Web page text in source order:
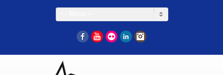
FacebookYouTube
Flickr LinkedIn